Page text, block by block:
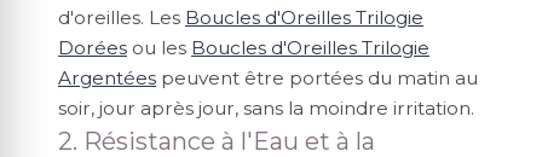
d'oreilles. Les Boucles d'Oreilles Trilogie
Dorées ou les Boucles d'Oreilles Trilogie
Argentées peuvent être portées du matin au
soir, jour après jour, sans la moindre irritation.
2. Résistance à l'Eau et à la